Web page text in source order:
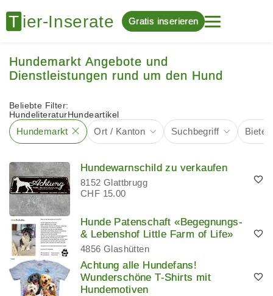
Gratis inserieren
Hundemarkt Angebote und
Dienstleistungen rund um den Hund
Beliebte Filter:
Hundeliteratur Hundeartikel
Hundemarkt Ort / Kanton Suchbegriff Biete/
Hundewarnschild zu verkaufen
8152 Glattbrugg
CHF 15.00
Hunde Patenschaft «Begegnungs-
& Lebenshof Little Farm of Life»
4856 Glashütten
Achtung alle Hundefans!
Wunderschöne T-Shirts mit
Hundemotiven